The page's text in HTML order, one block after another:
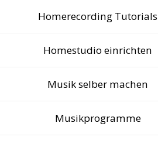
Homerecording Tutorials
Homestudio einrichten
Musik selber machen
Musikprogramme